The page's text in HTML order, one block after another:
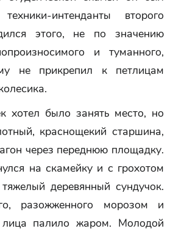
интенданты второго
этого, не по значению
и туманного,
не прикрепил к петлицам
хотел было занять место, но
краснощекий старшина,
через переднюю площадку.
на скамейку и с грохотом
деревянный сундучок.
разожженного морозом и
палило жаром. Молодой